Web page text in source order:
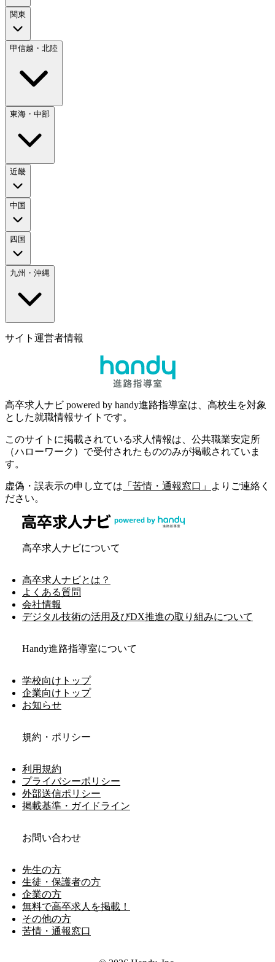
関東
甲信越・北陸
東海・中部
近畿
中国
四国
九州・沖縄
サイト運営者情報
高卒求人ナビ powered by handy進路指導室は、高校生を対象
とした就職情報サイトです。
このサイトに掲載されている求人情報は、公共職業安定所
（ハローワーク）で受付されたもののみが掲載されていま
す。
虚偽・誤表示の申し立ては 「苦情・通報窓口」
よりご連絡く
ださい。
高卒求人ナビについて
高卒求人ナビとは？
よくある質問
会社情報
デジタル技術の活用及びDX推進の取り組みについて
Handy進路指導室について
学校向けトップ
企業向けトップ
お知らせ
規約・ポリシー
利用規約
プライバシーポリシー
外部送信ポリシー
掲載基準・ガイドライン
お問い合わせ
先生の方
生徒・保護者の方
企業の方
無料で高卒求人を掲載！
その他の方
苦情・通報窓口